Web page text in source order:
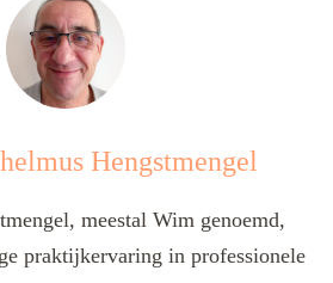
Hengstmengel
meestal Wim genoemd,
praktijkervaring in professionele